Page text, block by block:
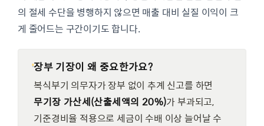
의 절세 수단을 병행하지 않으면 매출 대비 실질 이익이 크
게 줄어드는 구간이기도 합니다.
장부 기장이 왜 중요한가요?
복식부기 의무자가 장부 없이 추계 신고를 하면
무기장 가산세(산출세액의 20%)가 부과되고,
기준경비율 적용으로 세금이 수배 이상 늘어날 수